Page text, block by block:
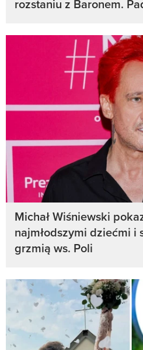
rozstaniu z Baronem.
Michał Wiśniewski
najmłodszymi dziećmi i
grzmią ws. Poli